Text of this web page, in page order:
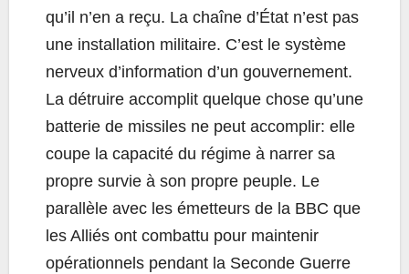
qu’il n’en a reçu. La chaîne d’État n’est pas
une installation militaire. C’est le système
nerveux d’information d’un gouvernement.
La détruire accomplit quelque chose qu’une
batterie de missiles ne peut accomplir: elle
coupe la capacité du régime à narrer sa
propre survie à son propre peuple. Le
parallèle avec les émetteurs de la BBC que
les Alliés ont combattu pour maintenir
opérationnels pendant la Seconde Guerre